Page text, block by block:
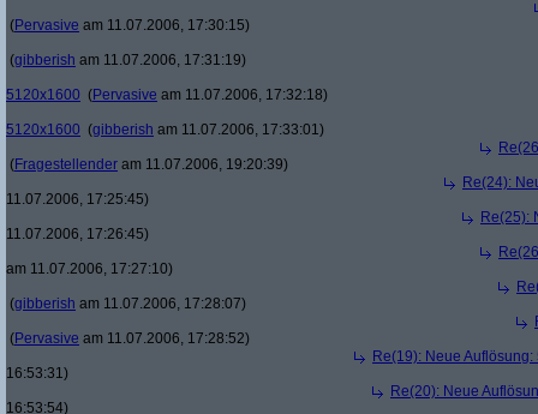
(Pervasive am 11.07.2006, 17:30:15)
(gibberish am 11.07.2006, 17:31:19)
5120x1600 (Pervasive am 11.07.2006, 17:32:18)
5120x1600 (gibberish am 11.07.2006, 17:33:01)
(Fragestellender am 11.07.2006, 19:20:39)
Re(24):
11.07.2006, 17:25:45)
Re(25):
11.07.2006, 17:26:45)
am 11.07.2006, 17:27:10)
(gibberish am 11.07.2006, 17:28:07)
(Pervasive am 11.07.2006, 17:28:52)
Re(19): Neue
16:53:31)
Re(20): Neue
16:53:54)